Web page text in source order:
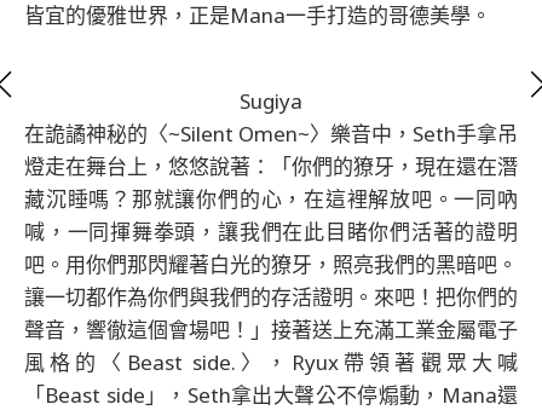
皆宜的優雅世界，正是Mana一手打造的哥德美學。
Sugiya
在詭譎神秘的〈~Silent Omen~〉樂音中，Seth手拿吊
燈走在舞台上，悠悠說著：「你們的獠牙，現在還在潛
藏沉睡嗎？那就讓你們的心，在這裡解放吧。一同吶
喊，一同揮舞拳頭，讓我們在此目睹你們活著的證明
吧。用你們那閃耀著白光的獠牙，照亮我們的黑暗吧。
讓一切都作為你們與我們的存活證明。來吧！把你們的
聲音，響徹這個會場吧！」接著送上充滿工業金屬電子
風格的〈Beast side.〉，Ryux帶領著觀眾大喊
「Beast side」，Seth拿出大聲公不停煽動，Mana還